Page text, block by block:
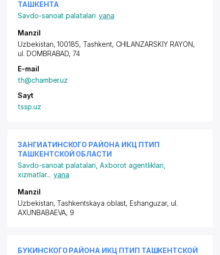
ТАШКЕНТА
Savdo-sanoat palatalari yana
Manzil
Uzbekistan, 100185, Tashkent, CHILANZARSKIY RAYON,
ul. DOMBRABAD, 74
E-mail
th@chamber.uz
Sayt
tssp.uz
ЗАНГИАТИНСКОГО РАЙОНА ИКЦ ПТИП
ТАШКЕНТСКОЙ ОБЛАСТИ
Savdo-sanoat palatalari Axborot agentliklari,
xizmatlar... yana
Manzil
Uzbekistan, Tashkentskaya oblast, Eshanguzar, ul.
AXUNBABAEVA, 9
БУКИНСКОГО РАЙОНА ИКЦ ПТИП ТАШКЕНТСКОЙ